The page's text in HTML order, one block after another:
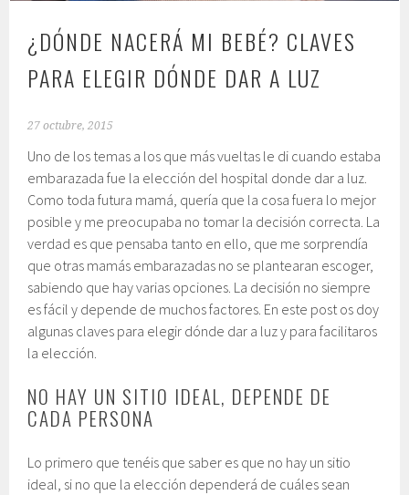
¿DÓNDE NACERÁ MI BEBÉ? CLAVES
PARA ELEGIR DÓNDE DAR A LUZ
27 octubre, 2015
Uno de los temas a los que más vueltas le di cuando estaba
embarazada fue la elección del hospital donde dar a luz.
Como toda futura mamá, quería que la cosa fuera lo mejor
posible y me preocupaba no tomar la decisión correcta. La
verdad es que pensaba tanto en ello, que me sorprendía
que otras mamás embarazadas no se plantearan escoger,
sabiendo que hay varias opciones. La decisión no siempre
es fácil y depende de muchos factores. En este post os doy
algunas claves para elegir dónde dar a luz y para facilitaros
la elección.
NO HAY UN SITIO IDEAL, DEPENDE DE
CADA PERSONA
Lo primero que tenéis que saber es que no hay un sitio
ideal, si no que la elección dependerá de cuáles sean